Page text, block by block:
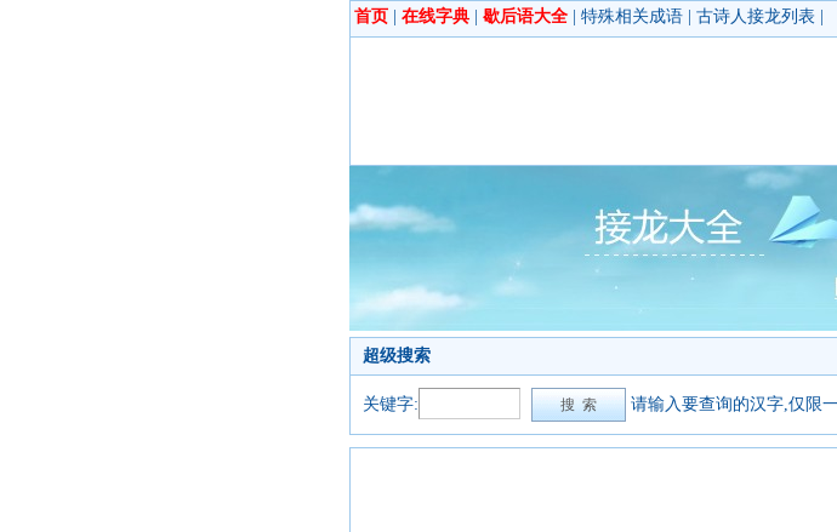
首页 在线字典 歇后语大全 特殊相关成语 古诗人接龙列表
超级搜索
关键字: 请输入要查询的汉字,仅限